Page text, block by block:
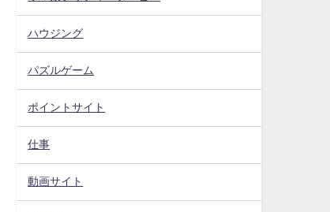
ハウジング
パズルゲーム
ポイントサイト
仕事
動画サイト